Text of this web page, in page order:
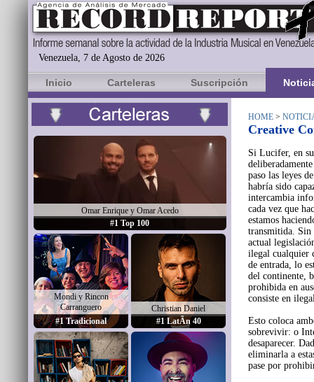
Venezuela, 7 de Agosto de 2026
Inicio Carteleras Suscripción
Omar Enrique y Omar Acedo
#1 Top 100
Mondi y Rincon
Carranguero
#1 Tradicional
Christian Daniel
#1 LatÃ­n 40
HOME >
Creative
Si Lucifer, en
paso las leyes
habría sido
intercambia
cada vez que
estamos
transmitida. Sin
actual
ilegal cualquier
de entrada, lo
del continente,
prohibida en
consiste en
Esto coloca
sobrevivir: o
desaparecer.
eliminarla a
pase por